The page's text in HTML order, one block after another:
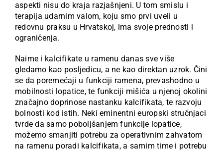
aspekti nisu do kraja razjašnjeni. U tom smislu i
terapija udarnim valom, koju smo prvi uveli u
redovnu praksu u Hrvatskoj, ima svoje prednosti i
ograničenja.
Naime i kalcifikate u ramenu danas sve više
gledamo kao posljedicu, a ne kao direktan uzrok. Čini
se da poremećaji u funkciji ramena, prevashodno u
mobilnosti lopatice, te funkciji mišića u njenoj okolini
značajno doprinose nastanku kalcifikata, te razvoju
bolnosti kod istih. Neki eminentni europski stručnjaci
tvrde da samo poboljšanjem funkcije lopatice,
možemo smanjiti potrebu za operativnim zahvatom
na ramenu poradi kalcifikata, a samim time i potrebu